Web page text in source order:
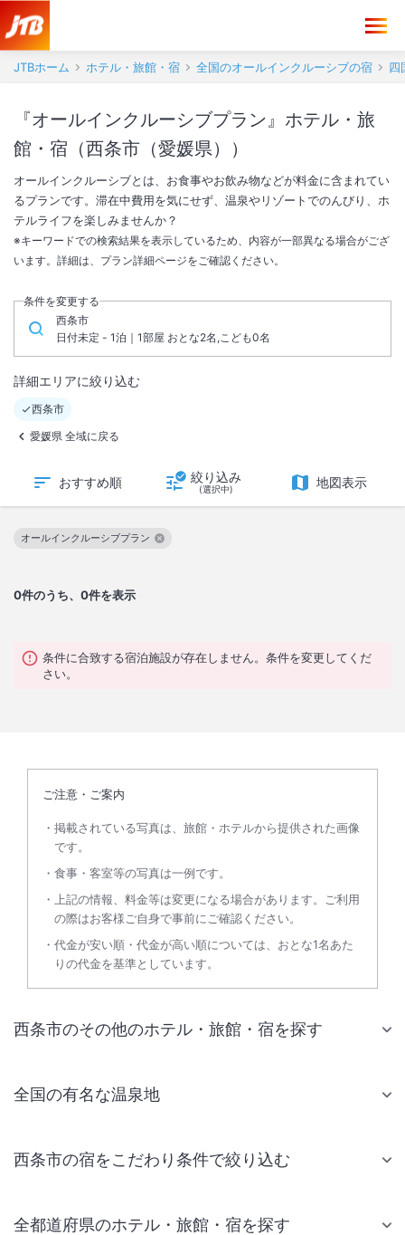
JTBホーム ホテル・旅館・宿 全国のオールインクルーシブの宿 四
『オールインクルーシブプラン』ホテル・旅
館・宿（西条市（愛媛県））
オールインクルーシブとは、お食事やお飲み物などが料金に含まれてい
るプランです。滞在中費用を気にせず、温泉やリゾートでのんびり、ホ
テルライフを楽しみませんか？
※キーワードでの検索結果を表示しているため、内容が一部異なる場合がござ
います。詳細は、プラン詳細ページをご確認ください。
条件を変更する
西条市
日付未定 - 1泊｜1部屋 おとな2名,こども0名
詳細エリアに絞り込む
西条市
愛媛県 全域に戻る
おすすめ順 絞り込み
(選択中) 地図表示
0件のうち、0件を表示
オールインクルーシブプラン
この絞り込み条件を解除
条件に合致する宿泊施設が存在しません。条件を変更してくだ
さい。
ご注意・ご案内
掲載されている写真は、旅館・ホテルから提供された画像
です。
食事・客室等の写真は一例です。
上記の情報、料金等は変更になる場合があります。ご利用
の際はお客様ご自身で事前にご確認ください。
代金が安い順・代金が高い順については、おとな1名あた
りの代金を基準としています。
西条市のその他のホテル・旅館・宿を探す
全国の有名な温泉地
西条市の宿をこだわり条件で絞り込む
全都道府県のホテル・旅館・宿を探す